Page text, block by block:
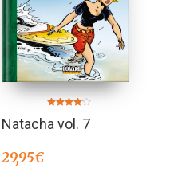
en
4.00
Natacha vol. 7
29,95€